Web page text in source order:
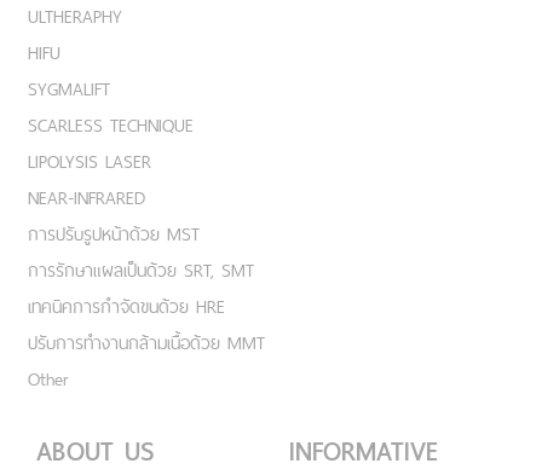
ULTHERAPHY
HIFU
SYGMALIFT
SCARLESS TECHNIQUE
LIPOLYSIS LASER
NEAR-INFRARED
การปรับรูปหน้าด้วย MST
การรักษาแผลเป็นด้วย SRT, SMT
เทคนิคการกำจัดขนด้วย HRE
ปรับการทำงานกล้ามเนื้อด้วย MMT
Other
ABOUT US INFORMATIVE